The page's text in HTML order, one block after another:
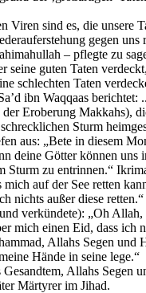
Viren sind es, die unsere
gegen uns
– pflegte zu
seine guten Taten
schlechten Taten
ibn Waqqaas berichtet:
Eroberung Makkahs),
Sturm
aus: „Bete in diesem
deine Götter können uns
Sturm zu entrinnen.“
auf der See retten
nichts außer diese
verkündete): „Oh
mich einen Eid, dass ich
Allahs Segen und
Hände in seine lege.“
Allahs Segen
Märtyrer im Jihad.